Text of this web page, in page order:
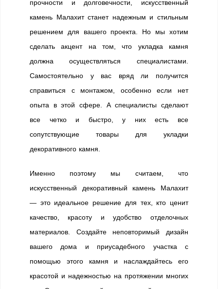
прочности и долговечности, искусственный
камень Малахит станет надежным и стильным
решением для вашего проекта. Но мы хотим
сделать акцент на том, что укладка камня
должна осуществляться специалистами.
Самостоятельно у вас вряд ли получится
справиться с монтажом, особенно если нет
опыта в этой сфере. А специалисты сделают
все четко и быстро, у них есть все
сопутствующие товары для укладки
декоративного камня.
Именно поэтому мы считаем, что
искусственный декоративный камень Малахит
— это идеальное решение для тех, кто ценит
качество, красоту и удобство отделочных
материалов. Создайте неповторимый дизайн
вашего дома и приусадебного участка с
помощью этого камня и наслаждайтесь его
красотой и надежностью на протяжении многих